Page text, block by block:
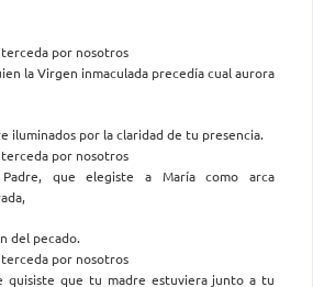
por nosotros
la Virgen inmaculada precedía cual aurora
iluminados por la claridad de tu presencia.
por nosotros
que elegiste a María como arca
del pecado.
por nosotros
quisiste que tu madre estuviera junto a tu